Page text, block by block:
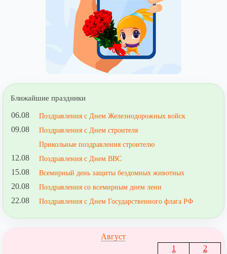
Ближайшие праздники
06.08 Поздравления с Днем Железнодорожных войск
09.08
Поздравления с Днем строителя
Прикольные поздравления строителю
12.08 Поздравления с Днем ВВС
15.08 Всемирный день защиты бездомных животных
20.08 Поздравления со всемирным днем лени
22.08 Поздравления с Днем Государственного флага РФ
Август
1
2